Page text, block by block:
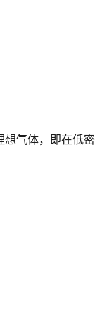
想气体，即在低密